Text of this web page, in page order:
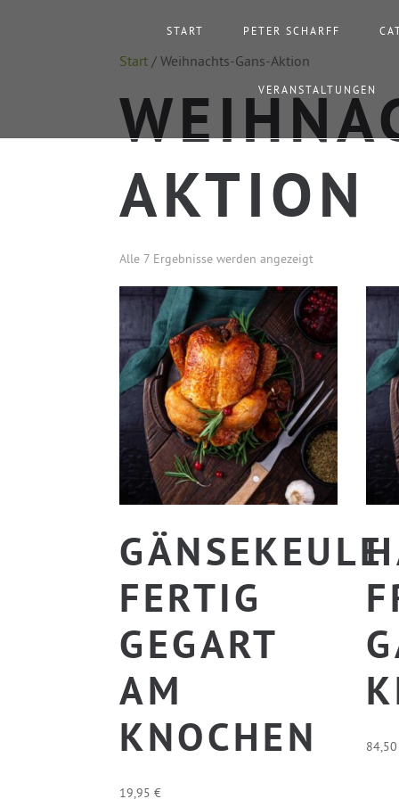
START PETER SCHARFF
VERANSTALTUNGEN
Start / Weihnachts-Gans-Aktion
AKTION
Alle 7 Ergebnisse werden angezeigt
GÄNSEKEULE
FERTIG
GEGART
AM
KNOCHEN
19,95€